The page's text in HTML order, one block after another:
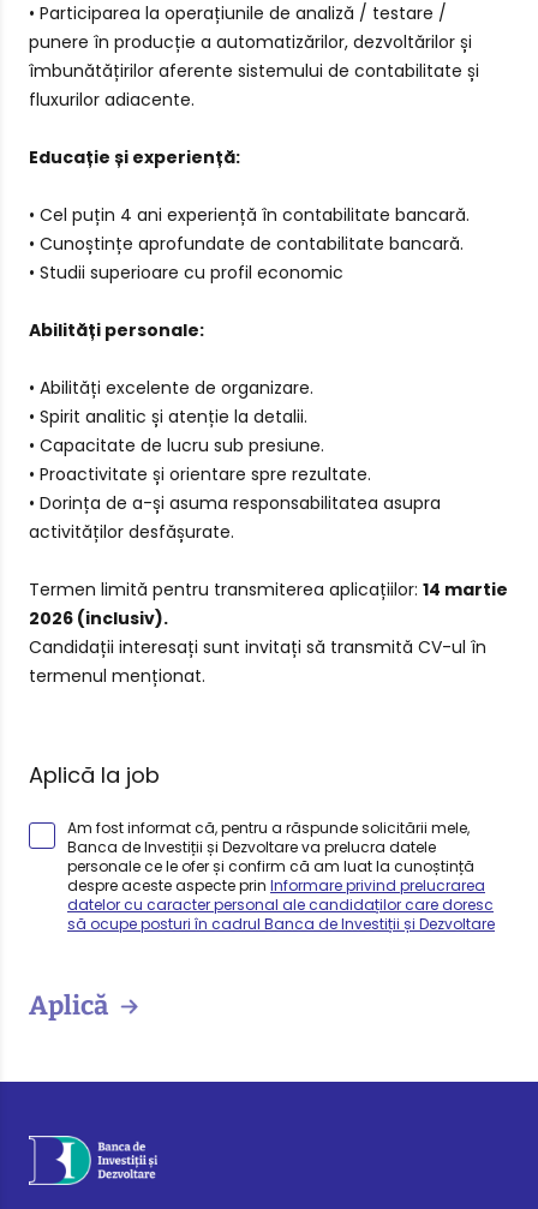
• Participarea la operațiunile de analiză / testare /
punere în producție a automatizărilor, dezvoltărilor și
îmbunătățirilor aferente sistemului de contabilitate și
fluxurilor adiacente.
Educație și experiență:
• Cel puțin 4 ani experiență în contabilitate bancară.
• Cunoștințe aprofundate de contabilitate bancară.
• Studii superioare cu profil economic
Abilități personale:
• Abilități excelente de organizare.
• Spirit analitic și atenție la detalii.
• Capacitate de lucru sub presiune.
• Proactivitate și orientare spre rezultate.
• Dorința de a-și asuma responsabilitatea asupra
activităților desfășurate.
Termen limită pentru transmiterea aplicațiilor: 14 martie
2026 (inclusiv).
Candidații interesați sunt invitați să transmită CV-ul în
termenul menționat.
Aplică la job
Am fost informat că, pentru a răspunde solicitării mele,
Banca de Investiții și Dezvoltare va prelucra datele
personale ce le ofer și confirm că am luat la cunoștință
despre aceste aspecte prin Informare privind prelucrarea
datelor cu caracter personal ale candidaților care doresc
să ocupe posturi în cadrul Banca de Investiții și Dezvoltare
Aplică